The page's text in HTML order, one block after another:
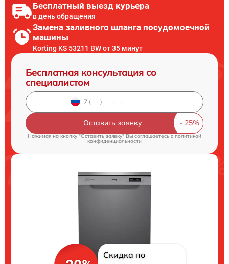
Бесплатный выезд курьера
в день обращения
Замена заливного шланга посудомоечной
машины
Korting KS 53211 BW от 35 минут
Бесплатная консультация со
специалистом
Оставить заявку
Нажимая на кнопку "Оставить заявку" Вы соглашаетесь cполитикой
конфиденциальности
Скидка по